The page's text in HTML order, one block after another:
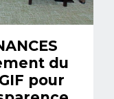
du
pour